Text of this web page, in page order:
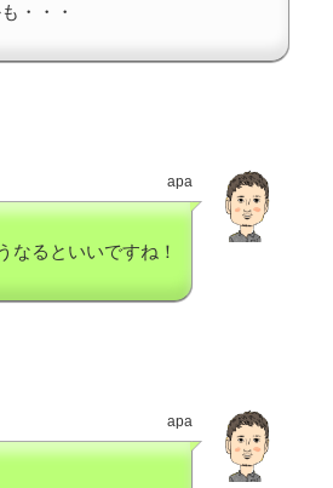
・・・
apa
なるといいですね！
apa